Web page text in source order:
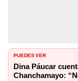
PUEDES VER
Dina Páucar
Chanchamayo: